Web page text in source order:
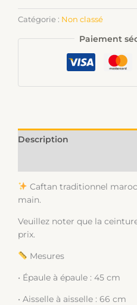
Catégorie : Non classé
Paiement
Description
Caftan traditionnel
main.
Veuillez noter que la
prix.
Mesures
• Épaule à épaule : 45 cm
• Aisselle à aisselle : 66 cm